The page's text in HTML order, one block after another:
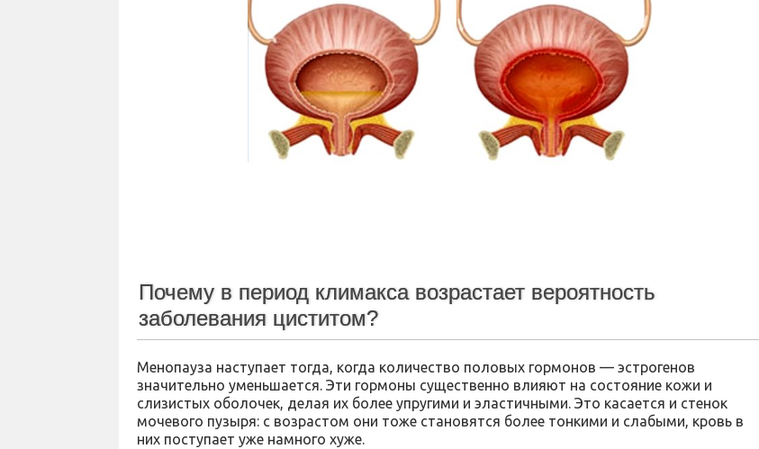
Почему в период климакса возрастает вероятность
заболевания циститом?
Менопауза наступает тогда, когда количество половых гормонов — эстрогенов
значительно уменьшается. Эти гормоны существенно влияют на состояние кожи и
слизистых оболочек, делая их более упругими и эластичными. Это касается и стенок
мочевого пузыря: с возрастом они тоже становятся более тонкими и слабыми, кровь в
них поступает уже намного хуже.